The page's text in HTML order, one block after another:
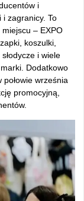
i
zagranicy. To
– EXPO
koszulki,
i wiele
Dodatkowo
września
promocyjną,